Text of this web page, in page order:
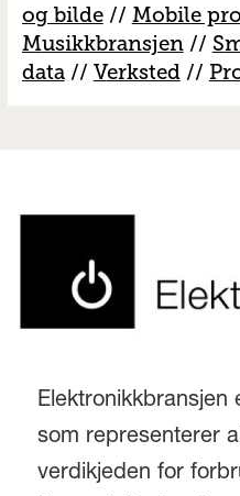
og bilde// Mobile
Musikkbransjen// S
data// Verksted//
Elektronikkbransjen
som representerer
verdikjeden for